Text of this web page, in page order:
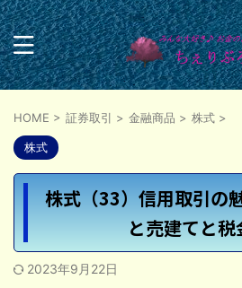
HOME > 証券取引 > 金融商品 > 株式 >
株式
株式（33）信用取引の
と売建てと
2023年9月22日